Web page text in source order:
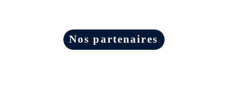
Nos partenaires